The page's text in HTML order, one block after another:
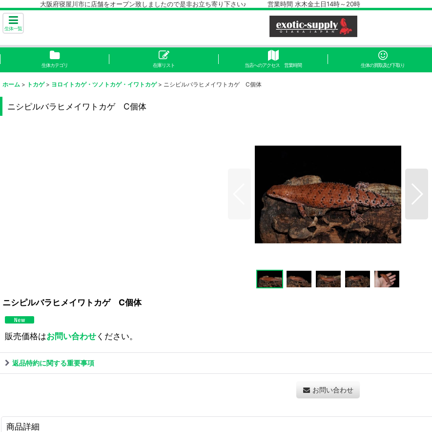
大阪府寝屋川市に店舗をオープン致しましたので是非お立ち寄り下さい♪ 営業時間 水木金土日14時～20時
生体一覧
生体カテゴリ 在庫リスト 当店へのアクセス 営業時間 生体の買取及び下取り
ホーム > トカゲ > ヨロイトカゲ・ツノトカゲ・イワトカゲ > ニシピルバラヒメイワトカゲ C個体
ニシピルバラヒメイワトカゲ C個体
ニシピルバラヒメイワトカゲ C個体
販売価格はお問い合わせください。
返品特約に関する重要事項
お問い合わせ
商品詳細